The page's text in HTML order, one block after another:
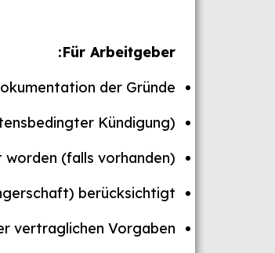
Für Arbeitgeber:
der Gründe?
Kündigung)?
(falls vorhanden)?
berücksichtigt?
vertraglichen Vorgaben?